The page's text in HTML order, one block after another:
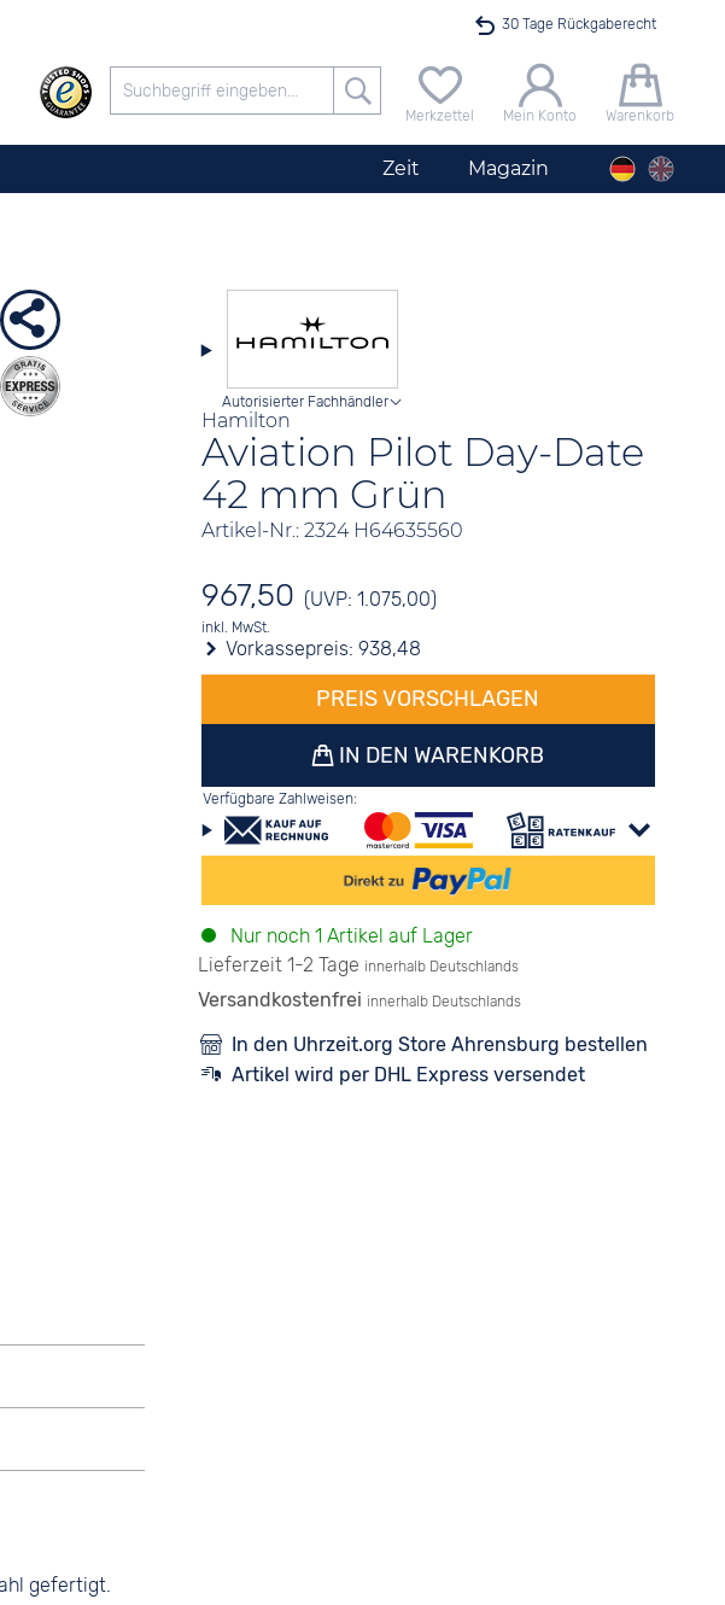
30 Tage Rückgaberecht
Versandkostenfrei ab 40 €
24h Expresslieferung
100 Tage Niedrigpreisgarantie
Merkzettel Mein Konto Warenkorb
Zeit Magazin
Hamilton
Aviation Pilot Day-Date
42 mm Grün
Artikel-Nr.: 2324 H64635560
Autorisierter Fachhändler
967,50 (UVP: 1.075,00)
inkl. MwSt.
Vorkassepreis: 938,48
PREIS VORSCHLAGEN
IN DEN WARENKORB
Verfügbare Zahlweisen:
Nur noch 1 Artikel auf Lager
Lieferzeit 1-2 Tage innerhalb Deutschlands
Versandkostenfrei innerhalb Deutschlands
In den Uhrzeit.org Store Ahrensburg bestellen
Artikel wird per DHL Express versendet
gefertigt.